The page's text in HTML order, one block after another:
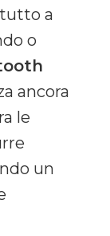
a
o
ancora
le
un